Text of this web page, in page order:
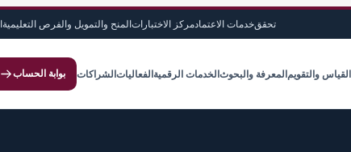
تحققخدمات الاعتمادمركز الاختبارات المنح والتمويل والفرص التعليمية
القياس والتقويم المعرفة والبحوث الخدمات الرقمية الفعاليات الشراكات بوابة الحساب